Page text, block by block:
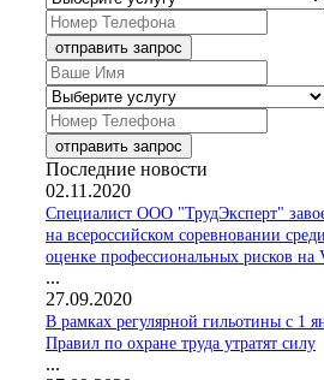
отправить запрос
отправить запрос
Последние новости
02.11.2020
Специалист ООО "ТрудЭксперт"
на всероссийском соревновании
оценке профессиональных рисков на
...
27.09.2020
В рамках регулярной гильотины с 1
Правил по охране труда утратят силу
...